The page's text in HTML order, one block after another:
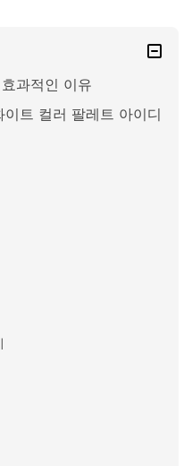
과적인 이유
트 컬러 팔레트 아이디